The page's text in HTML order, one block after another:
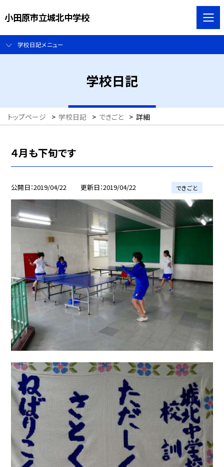
小田原市立城北中学校
学校日記メニュー
学校日記
トップページ > 学校日記 > できごと > 詳細
４月も下旬です
公開日 2019/04/22 更新日 2019/04/22 できごと